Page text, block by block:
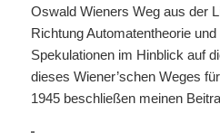
Oswald Wieners Weg aus der
Richtung Automatentheorie
Spekulationen im Hinblick auf
dieses Wiener’schen Weges
1945 beschließen meinen